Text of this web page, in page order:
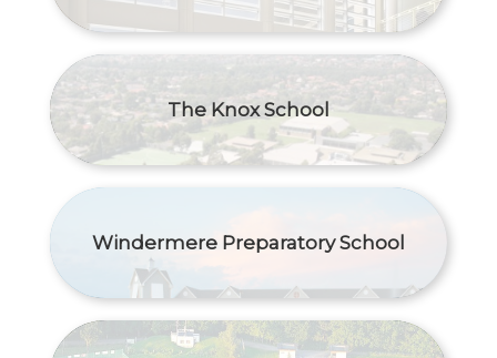
The Knox School
Windermere Preparatory School